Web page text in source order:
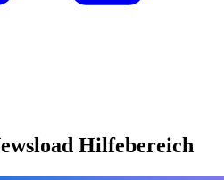
Hilfebereich